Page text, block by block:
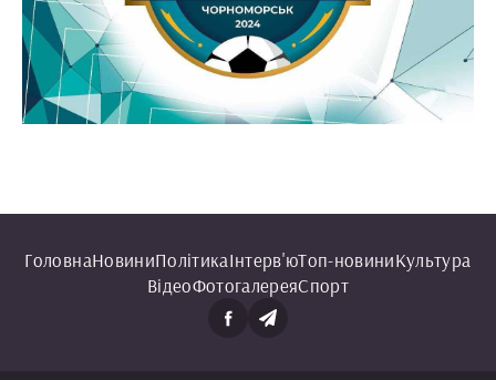
ГоловнаНовиниПолітикаІнтерв'юТоп-новиниКультура
ВідеоФотогалереяСпорт